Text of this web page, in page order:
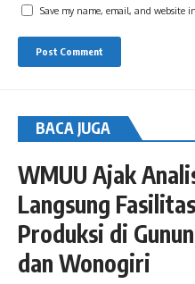
Save my name, email, and website
BACA JUGA
WMUU Ajak
Langsung Fasilitas
Produksi di
dan Wonogiri